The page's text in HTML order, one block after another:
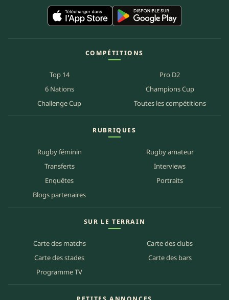
COMPÉTITIONS
Top 14
Pro D2
6 Nations
Champions Cup
Challenge Cup
Toutes les compétitions
RUBRIQUES
Rugby féminin
Rugby amateur
Transferts
Interviews
Enquêtes
Portraits
Blogs partenaires
SUR LE TERRAIN
Carte des matchs
Carte des clubs
Carte des stades
Carte des bars
Programme TV